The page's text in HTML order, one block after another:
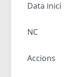
Data inici
NC
Accions